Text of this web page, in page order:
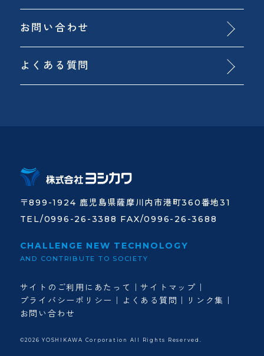
お問い合わせ
よくある質問
〒899-1924 鹿児島県薩摩川内市港町360番地31
TEL/0996-26-3388 FAX/0996-26-3688
CHALLENGE NEW TECHNOLOGY
AND CONTRIBUTE TO SOCIETY
サイトのご利用にあたって
サイトマップ
プライバシーポリシー
よくある質問
リンク集
お問い合わせ
©2026 YOSHIKAWA Corporation All Rights Reserved.